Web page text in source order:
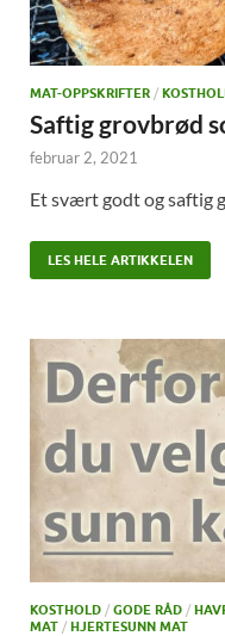
MAT-OPPSKRIFTER /
Saftig grovbrød
februar 2, 2021
Et svært godt og saftig
LES HELE ARTIKKELEN
KOSTHOLD / GODE RÅD /
MAT / HJERTESUNN MAT